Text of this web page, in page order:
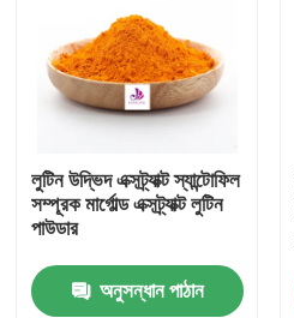
যোগাযোগ করুন
উদ্ধৃতির জন্য আবেদন
প্রাকৃতিক উদ্ভিদ নির্যাস
লুটিন উদ্ভিদ এক্সট্র্যাক্ট স্যান্টোফিল
সম্পূরক মার্গোল্ড এক্সট্র্যাক্ট লুটিন
পাউডার
অনুসন্ধান পাঠান